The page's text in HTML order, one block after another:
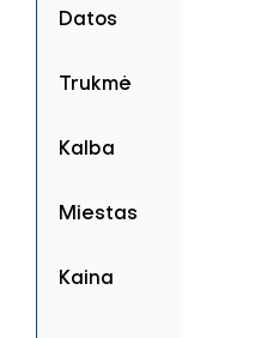
Datos
Trukmė
Kalba
Miestas
Kaina